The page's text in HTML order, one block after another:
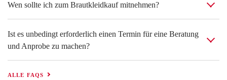
Wen sollte ich zum Brautkleidkauf mitnehmen?
Ist es unbedingt erforderlich einen Termin für eine Beratung
und Anprobe zu machen?
ALLE FAQS